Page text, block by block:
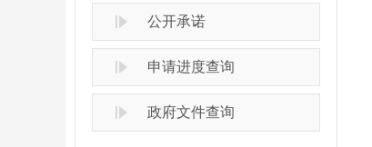
公开承诺
申请进度查询
政府文件查询